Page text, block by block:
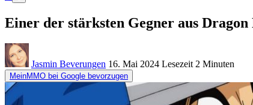
Einer der stärksten Gegner aus
Jasmin Beverungen 16. Mai 2024 Lesezeit 2 Minuten
MeinMMO bei Google bevorzugen